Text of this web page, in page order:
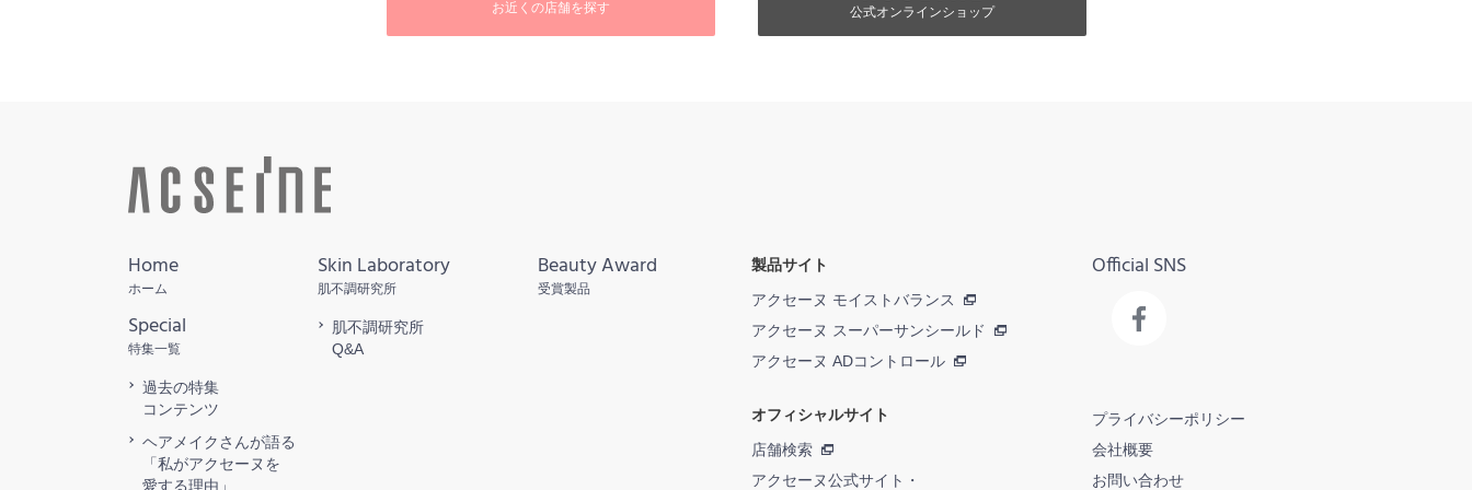
お近くの店舗を探す 公式オンラインショップ
Home
ホーム
Special
特集一覧
過去の特集
コンテンツ
ヘアメイクさんが語る
「私がアクセーヌを
愛する理由」
Skin Laboratory
肌不調研究所
肌不調研究所
Q&A
Beauty Award
受賞製品
製品サイト
アクセーヌ モイストバランス
アクセーヌ スーパーサンシールド
アクセーヌ ADコントロール
オフィシャルサイト
店舗検索
アクセーヌ公式サイト・
Official SNS
プライバシーポリシー
会社概要
お問い合わせ